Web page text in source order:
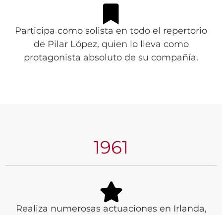
Participa como solista en todo el repertorio
de Pilar López, quien lo lleva como
protagonista absoluto de su compañía.
1961
Realiza numerosas actuaciones en Irlanda,